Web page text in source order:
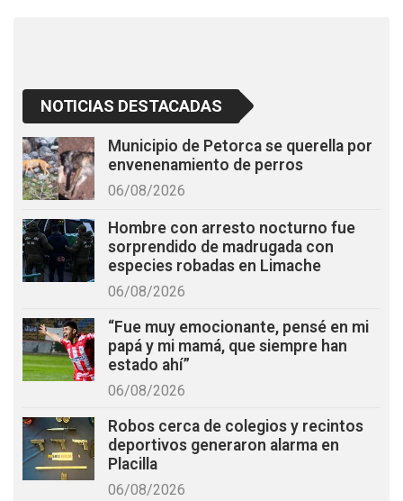
NOTICIAS DESTACADAS
Municipio de Petorca se querella por
envenenamiento de perros
06/08/2026
Hombre con arresto nocturno fue
sorprendido de madrugada con
especies robadas en Limache
06/08/2026
“Fue muy emocionante, pensé en mi
papá y mi mamá, que siempre han
estado ahí”
06/08/2026
Robos cerca de colegios y recintos
deportivos generaron alarma en
Placilla
06/08/2026